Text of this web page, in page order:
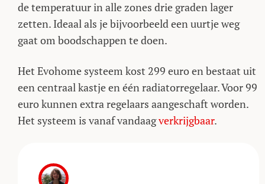
de temperatuur in alle zones drie graden lager
zetten. Ideaal als je bijvoorbeeld een uurtje weg
gaat om boodschappen te doen.
Het Evohome systeem kost 299 euro en bestaat uit
een centraal kastje en één radiatorregelaar. Voor 99
euro kunnen extra regelaars aangeschaft worden.
Het systeem is vanaf vandaagverkrijgbaar.